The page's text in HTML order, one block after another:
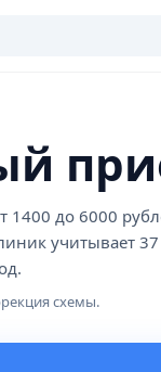
1400 до 6000
учитывает
схемы.